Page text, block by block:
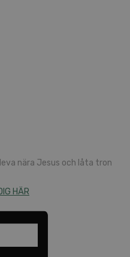
nära Jesus och låta tron
HÄR